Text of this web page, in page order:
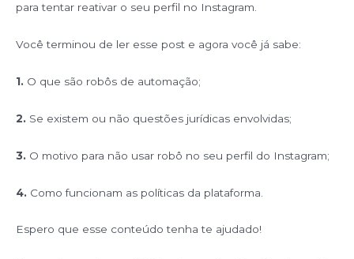
para tentar reativar o seu perfil no Instagram.
Você terminou de ler esse post e agora você já sabe:
1. O que são robôs de automação;
2. Se existem ou não questões jurídicas envolvidas;
3. O motivo para não usar robô no seu perfil do Instagram;
4. Como funcionam as políticas da plataforma.
Espero que esse conteúdo tenha te ajudado!